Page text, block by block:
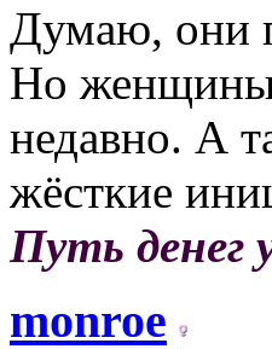
Думаю, они
Но женщины
недавно. А
жёсткие
Путь денег
monroe